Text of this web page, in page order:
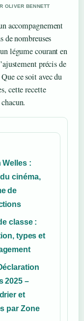
OLIVER BENNETT
accompagnement
de nombreuses
légume courant en
précis de
ce soit avec du
cette recette
Welles :
cinéma,
de
classe :
types et
2025 –
et
par Zone